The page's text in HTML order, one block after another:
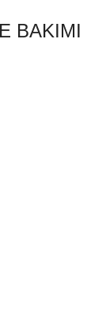
BAKIMI